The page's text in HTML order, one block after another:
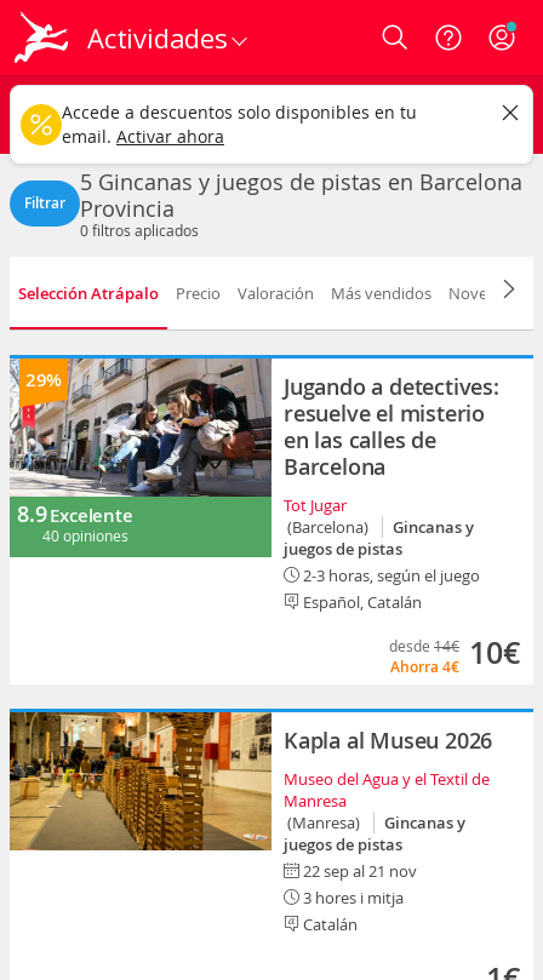
Actividades Login
Barcelona provincia
Gincanas y juegos de pistas Cualquier fecha
CAMBIAR
Filtrar
5 Gincanas y juegos de pistas en Barcelona
Provincia
0filtros aplicados
Selección Atrápalo Precio Valoración Más vendidos Novedad
29%
8.9Excelente
40 opiniones
Jugando a detectives:
resuelve el misterio
en las calles de
Barcelona
Tot Jugar
(Barcelona)
Gincanas y
juegos de pistas
2-3 horas, según el juego
Español, Catalán
desde 14€
Ahorra 4€ 10€
Kapla al Museu 2026
Museo del Agua y el Textil de
Manresa
(Manresa)
Gincanas y
juegos de pistas
22 sep al 21 nov
3 hores i mitja
Catalán
Accede a descuentos solo disponibles en tu
email. Activar ahora